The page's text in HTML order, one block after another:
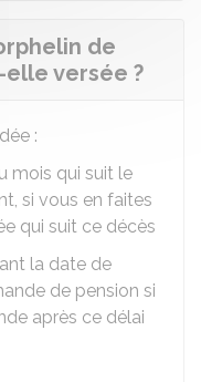
de
versée ?
:
mois qui suit le
si vous en faites
qui suit ce décès
la date de
de pension si
après ce délai